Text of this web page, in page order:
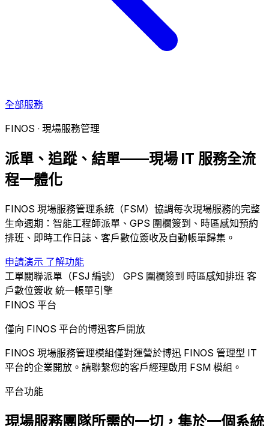
全部服務
FINOS · 現場服務管理
派單、追蹤、結單——現場 IT 服務全流
程一體化
FINOS 現場服務管理系統（FSM）協調每次現場服務的完整
生命週期：智能工程師派單、GPS 圍欄簽到、時區感知預約
排班、即時工作日誌、客戶數位簽收及自動帳單歸集。
申請演示 了解功能
工單關聯派單（FSJ 編號） GPS 圍欄簽到 時區感知排班 客
戶數位簽收 統一帳單引擎
FINOS 平台
僅向 FINOS 平台的博迅客戶開放
FINOS 現場服務管理模組僅對運營於博迅 FINOS 管理型 IT
平台的企業開放。請聯繫您的客戶經理啟用 FSM 模組。
平台功能
現場服務團隊所需的一切，集於一個系統